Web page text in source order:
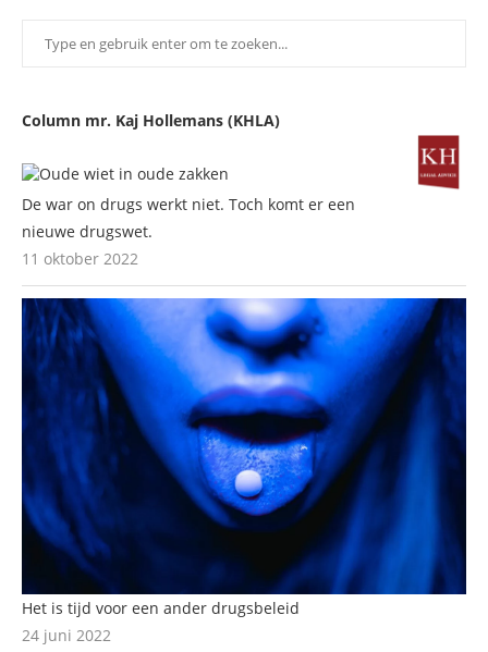
Column mr. Kaj Hollemans (KHLA)
De war on drugs werkt niet. Toch komt er een
nieuwe drugswet.
11 oktober 2022
Het is tijd voor een ander drugsbeleid
24 juni 2022